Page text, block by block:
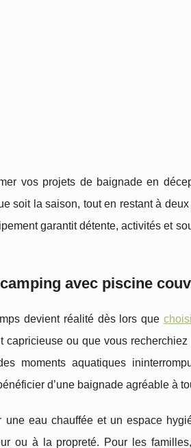
vos projets de baignade en
soit la saison, tout en restant à
garantit détente, activités et
avec piscine
devient réalité dès lors que
capricieuse ou que vous
moments aquatiques
d’une baignade agréable à
une eau chauffée et un espace
ou à la propreté. Pour les